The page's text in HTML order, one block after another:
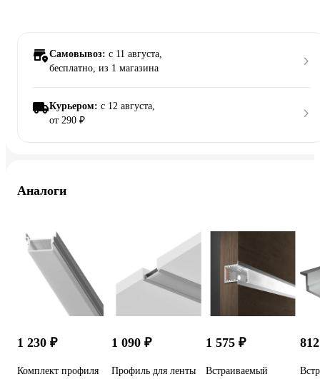
Самовывоз: c 11 августа,
бесплатно, из 1 магазина
Курьером: c 12 августа,
от 290 ₽
Аналоги
1 230 ₽
Комплект профиля
1 090 ₽
Профиль для ленты
1 575 ₽
Встраиваемый